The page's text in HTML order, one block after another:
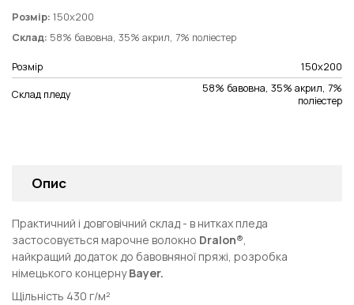
Розмір: 150х200
Склад: 58% бавовна, 35% акрил, 7% поліестер
Розмір 150х200
Склад пледу
58% бавовна, 35% акрил, 7%
поліестер
Опис
Практичний і довговічний склад - в нитках пледа
застосовується марочне волокно Dralon®
найкращий додаток до бавовняної пряжі, розробка
німецького концернуBayer.
Щільність 430 г/м²